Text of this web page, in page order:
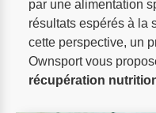
par une alimentation
résultats espérés à la
cette perspective, un
Ownsport vous
récupération